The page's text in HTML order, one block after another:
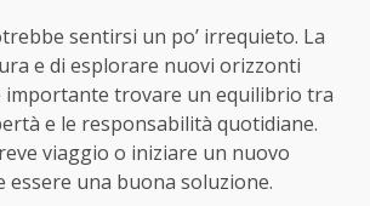
sentirsi un po’ irrequieto. La
e di esplorare nuovi orizzonti
importante trovare un equilibrio tra
e le responsabilità quotidiane.
viaggio o iniziare un nuovo
una buona soluzione.